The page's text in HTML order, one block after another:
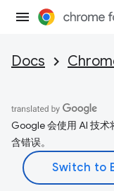
Docs
Google 会使用 AI 技术
含错误。